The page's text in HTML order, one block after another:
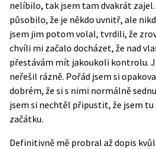
nelíbilo, tak jsem tam dvakrát
působilo, že je někdo uvnitř, ale
jsem jim potom volal, tvrdili, že
chvíli mi začalo docházet, že nad
přestávám mít jakoukoli kontrolu.
neřešil rázně. Pořád jsem si
dobrém, že si s nimi normálně
jsem si nechtěl připustit, že jsem tu
začátku.
Definitivně mě probral až dopis